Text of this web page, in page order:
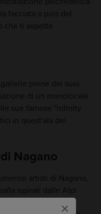
×
facciata a pois del
che ti aspetta
piene dei suoi
di un monolocale
sue famose "infinity
in quest'ala del
Nagano
artisti di Nagano,
ispirati dalle Alpi
include inoltre una